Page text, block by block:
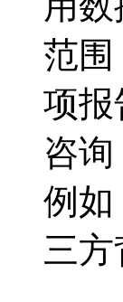
范围
项报
咨询
例如
三